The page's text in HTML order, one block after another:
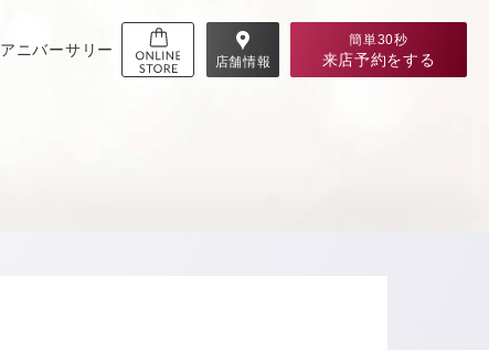
アニバーサリー
店舗情報
簡単30秒
来店予約をする